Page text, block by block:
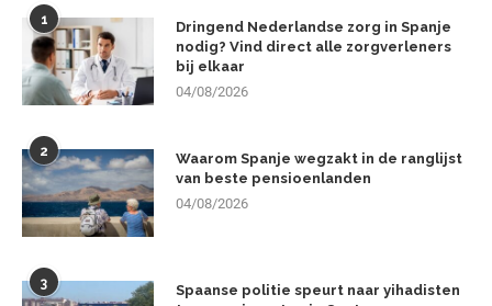
1
Dringend Nederlandse zorg in Spanje
nodig? Vind direct alle zorgverleners
bij elkaar
04/08/2026
2
Waarom Spanje wegzakt in de ranglijst
van beste pensioenlanden
04/08/2026
3
Spaanse politie speurt naar yihadisten